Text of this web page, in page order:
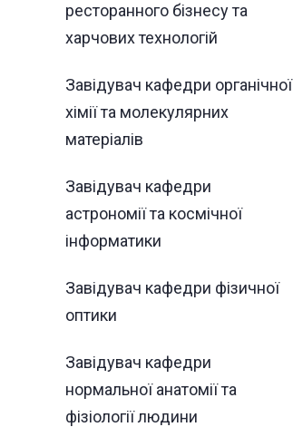
ресторанного бізнесу та
харчових технологій
Завідувач кафедри органічної
хімії та молекулярних
матеріалів
Завідувач кафедри
астрономії та космічної
інформатики
Завідувач кафедри фізичної
оптики
Завідувач кафедри
нормальної анатомії та
фізіології людини